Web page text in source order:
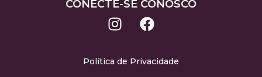
CONECTE-SE CONOSCO
Política de Privacidade